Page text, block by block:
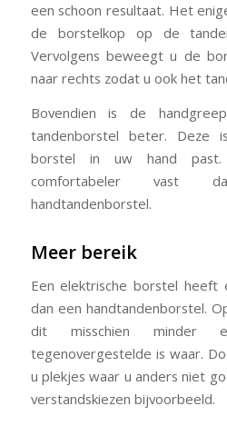
een schoon resultaat. Het
de borstelkop op de
Vervolgens beweegt u de
naar rechts zodat u ook het
Bovendien is de
tandenborstel beter. Deze
borstel in uw hand
comfortabeler vast
handtandenborstel.
Meer bereik
Een elektrische borstel heeft
dan een handtandenborstel.
dit misschien minder
tegenovergestelde is waar.
u plekjes waar u anders niet
verstandskiezen bijvoorbeeld.